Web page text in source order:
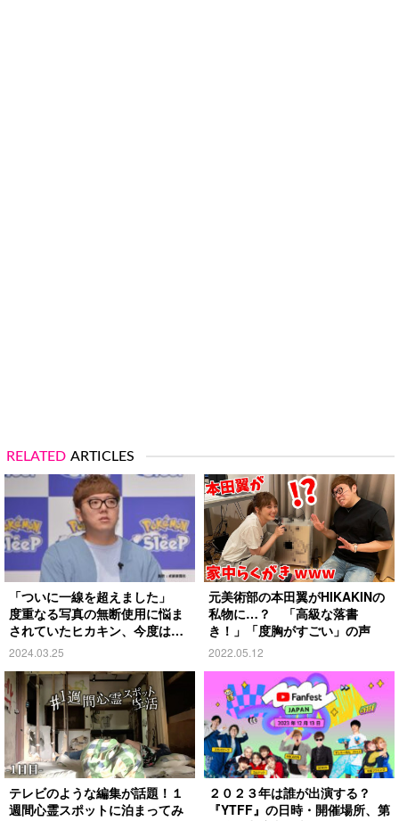
RELATED ARTICLES
「ついに一線を超えました」
度重なる写真の無断使用に悩ま
されていたヒカキン、今度は…
2024.03.25
元美術部の本田翼がHIKAKINの
私物に…？ 「高級な落書
き！」「度胸がすごい」の声
2022.05.12
テレビのような編集が話題！１
週間心霊スポットに泊まってみ
２０２３年は誰が出演する？
『YTFF』の日時・開催場所、第